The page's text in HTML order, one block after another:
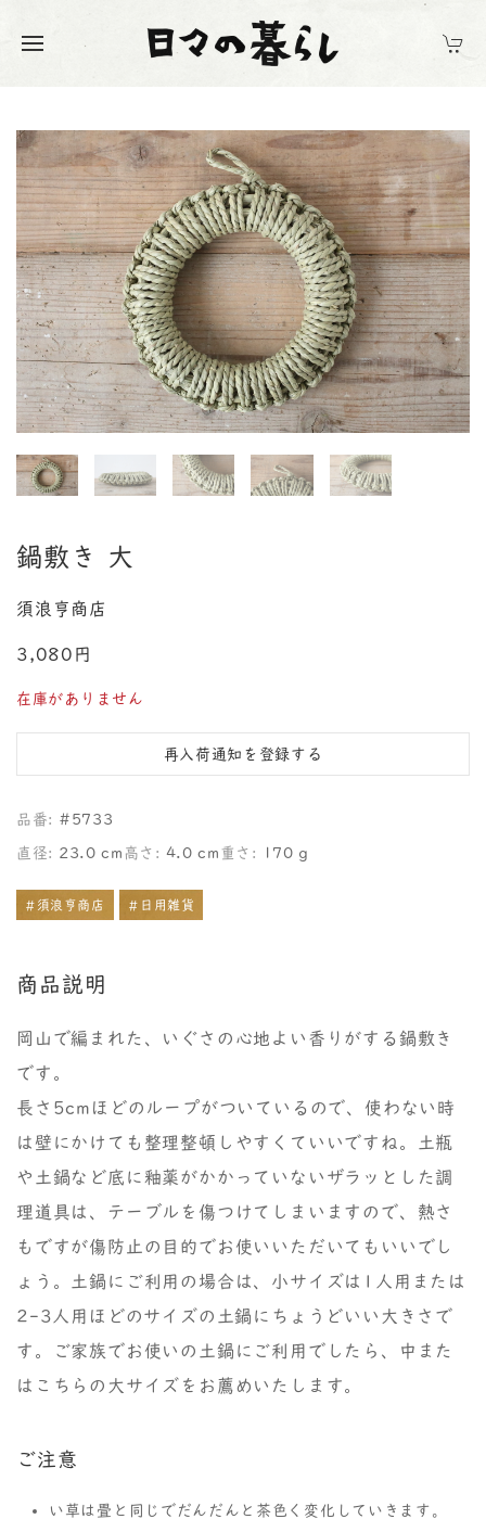
鍋敷き 大
須浪亨商店
3,080円
在庫がありません
再入荷通知を登録する
品番: #5733
直径: 23.0 cm 高さ: 4.0 cm 重さ: 170 g
#須浪亨商店 #日用雑貨
商品説明
岡山で編まれた、いぐさの心地よい香りがする鍋敷き
です。
長さ5cmほどのループがついているので、使わない時
は壁にかけても整理整頓しやすくていいですね。土瓶
や土鍋など底に釉薬がかかっていないザラッとした調
理道具は、テーブルを傷つけてしまいますので、熱さ
もですが傷防止の目的でお使いいただいてもいいでし
ょう。土鍋にご利用の場合は、小サイズは1人用または
2-3人用ほどのサイズの土鍋にちょうどいい大きさで
す。ご家族でお使いの土鍋にご利用でしたら、中また
はこちらの大サイズをお薦めいたします。
ご注意
い草は畳と同じでだんだんと茶色く変化していきます。